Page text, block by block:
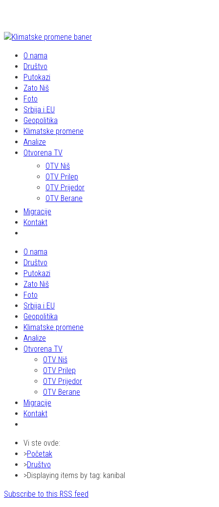
O nama
Društvo
Putokazi
Zato Niš
Foto
Srbija i EU
Geopolitika
Klimatske promene
Analize
Otvorena TV
OTV Niš
OTV Prilep
OTV Prijedor
OTV Berane
Migracije
Kontakt
O nama
Društvo
Putokazi
Zato Niš
Foto
Srbija i EU
Geopolitika
Klimatske promene
Analize
Otvorena TV
OTV Niš
OTV Prilep
OTV Prijedor
OTV Berane
Migracije
Kontakt
Vi ste ovde:
Početak
Društvo
Displaying items by tag: kanibal
Subscribe to this RSS feed